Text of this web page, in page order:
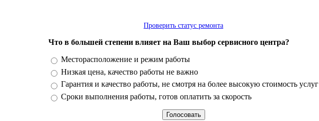
Проверить статус ремонта
Что в большей степени влияет на Ваш выбор сервисного центра?
Варианты
Месторасположение и режим работы
Низкая цена, качество работы не важно
Гарантия и качество работы, не смотря на более высокую стоимость услуг
Сроки выполнения работы, готов оплатить за скорость